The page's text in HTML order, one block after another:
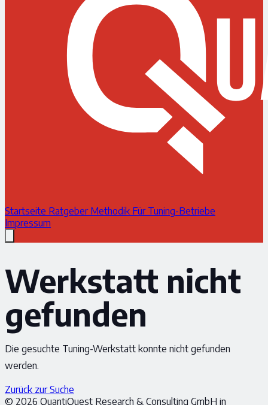
Startseite Ratgeber Methodik Für Tuning-Betriebe
Impressum
Werkstatt nicht
gefunden
Die gesuchte Tuning-Werkstatt konnte nicht gefunden
werden.
Zurück zur Suche
© 2026 QuantiQuest Research & Consulting GmbH in